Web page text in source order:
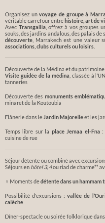
Organisez unvoyage de groupe à
véritable carrefour entrehistoire, art de
Avec Transgallia , offrez à vos groupes
souks, des jardins andalous, des palais
découverte , Marrakech est une valeur
associations, clubs culturels ou loisirs
Découverte de la Médina et du
Visite guidée de la médina , classée à
tanneries
Découverte des monuments
minaret de la Koutoubia
Flânerie dans le Jardin Majorelleet les
Temps libre sur la place Jemaa el-Fna :
cuisine de rue
Séjour détente ou combiné avec
Séjours en hôtel 3, 4ou riad de charme**
‍♀ Moments dedétente dans un hammam
Possibilité d'excursions :vallée de
calèche
Dîner-spectacle ou soirée folklorique